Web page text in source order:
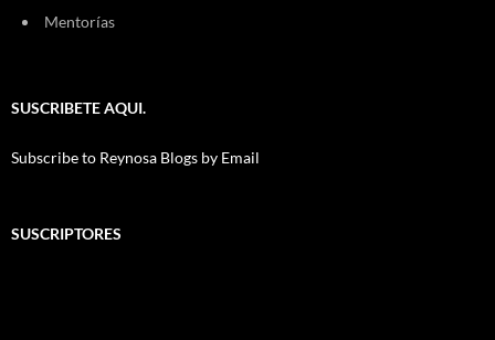
Mentorías
SUSCRIBETE AQUI.
Subscribe to Reynosa Blogs by Email
SUSCRIPTORES